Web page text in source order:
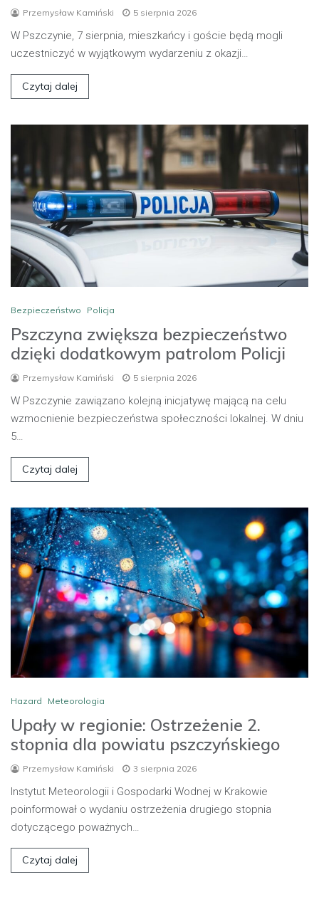
Przemysław Kamiński 5 sierpnia 2026
W Pszczynie, 7 sierpnia, mieszkańcy i goście będą mogli
uczestniczyć w wyjątkowym wydarzeniu z okazji…
Czytaj dalej
Bezpieczeństwo Policja
Pszczyna zwiększa bezpieczeństwo
dzięki dodatkowym patrolom Policji
Przemysław Kamiński 5 sierpnia 2026
W Pszczynie zawiązano kolejną inicjatywę mającą na celu
wzmocnienie bezpieczeństwa społeczności lokalnej. W dniu
5…
Czytaj dalej
Hazard Meteorologia
Upały w regionie: Ostrzeżenie 2.
stopnia dla powiatu pszczyńskiego
Przemysław Kamiński 3 sierpnia 2026
Instytut Meteorologii i Gospodarki Wodnej w Krakowie
poinformował o wydaniu ostrzeżenia drugiego stopnia
dotyczącego poważnych…
Czytaj dalej